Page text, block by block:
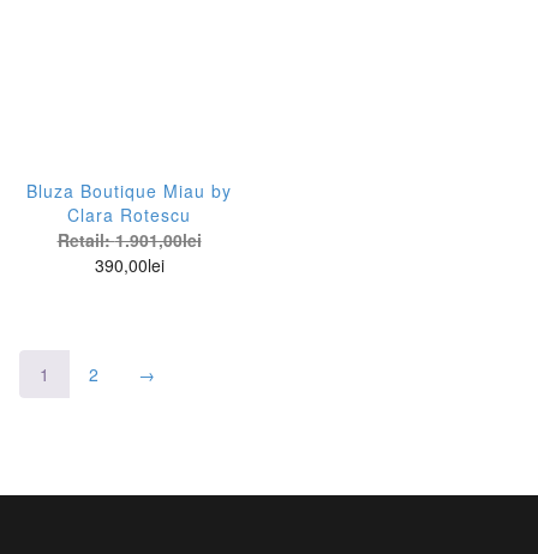
Bluza Boutique Miau by
Clara Rotescu
Retail:1.901,00lei
390,00lei
1 2 →